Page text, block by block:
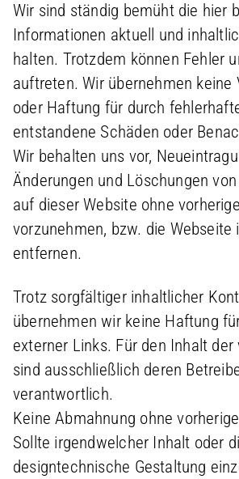
Wir sind ständig bemüht die hier
Informationen aktuell und
halten. Trotzdem können Fehler
auftreten. Wir übernehmen keine
oder Haftung für durch
entstandene Schäden oder
Wir behalten uns vor,
Änderungen und Löschungen
auf dieser Website ohne
vorzunehmen, bzw. die Webseite
entfernen.
Trotz sorgfältiger inhaltlicher
übernehmen wir keine Haftung
externer Links. Für den Inhalt
sind ausschließlich deren
verantwortlich.
Keine Abmahnung ohne
Sollte irgendwelcher Inhalt oder
designtechnische Gestaltung